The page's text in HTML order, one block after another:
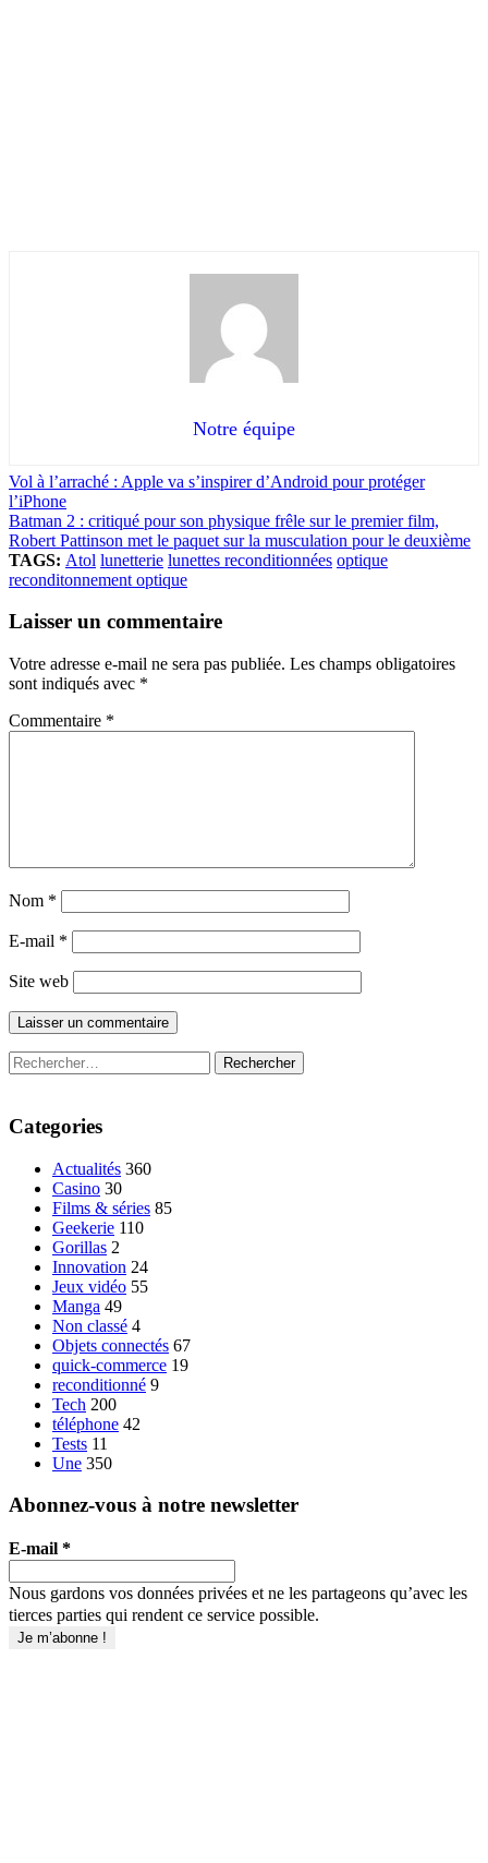
Notre équipe
Vol à l’arraché : Apple va s’inspirer d’Android pour protéger
l’iPhone
Batman 2 : critiqué pour son physique frêle sur le premier film,
Robert Pattinson met le paquet sur la musculation pour le deuxième
TAGS: Atol lunetterie lunettes reconditionnées optique
reconditonnement optique
Laisser un commentaire
Votre adresse e-mail ne sera pas publiée. Les champs obligatoires
sont indiqués avec *
Commentaire *
Nom *
E-mail *
Site web
Rechercher :
Categories
Actualités 360
Casino 30
Films & séries 85
Geekerie 110
Gorillas 2
Innovation 24
Jeux vidéo 55
Manga 49
Non classé 4
Objets connectés 67
quick-commerce 19
reconditionné 9
Tech 200
téléphone 42
Tests 11
Une 350
Abonnez-vous à notre newsletter
E-mail *
Nous gardons vos données privées et ne les partageons qu’avec les
tierces parties qui rendent ce service possible.